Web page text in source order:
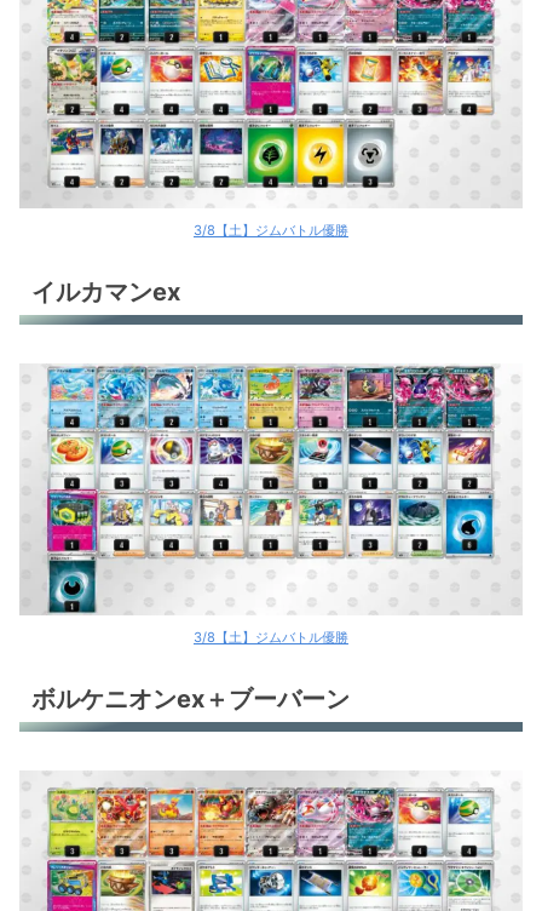
3/8【土】ジムバトル優勝
イルカマンex
3/8【土】ジムバトル優勝
ボルケニオンex＋ブーバーン